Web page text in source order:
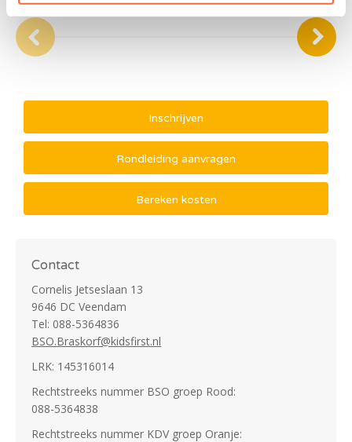
Inschrijven
Rondleiding aanvragen
Bereken kosten
Contact
Cornelis Jetseslaan 13
9646 DC Veendam
Tel: 088-5364836
BSO.Braskorf@kidsfirst.nl
LRK: 145316014
Rechtstreeks nummer BSO groep Rood:
088-5364838
Rechtstreeks nummer KDV groep Oranje: